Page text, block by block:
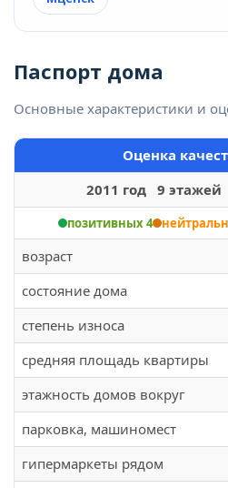
Паспорт дома
Основные характеристики и
Оценка
2011 год 9 этажей
позитивных 4
возраст
состояние дома
степень износа
средняя площадь квартиры
этажность домов вокруг
парковка, машиномест
гипермаркеты рядом